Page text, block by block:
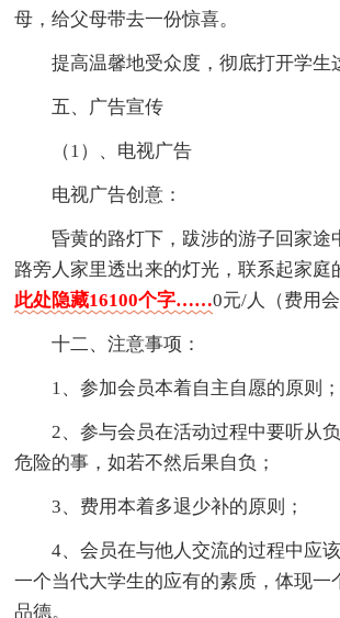
母，给父母带去一份惊喜。
提高温馨地受众度，彻底打开学生
五、广告宣传
（1）、电视广告
电视广告创意：
昏黄的路灯下，跋涉的游子回家途
路旁人家里透出来的灯光，联系起家庭
此处隐藏16100个字……0元/人（费用会
十二、注意事项：
1、参加会员本着自主自愿的原则；
2、参与会员在活动过程中要听从
危险的事，如若不然后果自负；
3、费用本着多退少补的原则；
4、会员在与他人交流的过程中应
一个当代大学生的应有的素质，体现一
品德。